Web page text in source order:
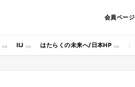
会員ページ
IIJ はたらくの未来へ/日本HP